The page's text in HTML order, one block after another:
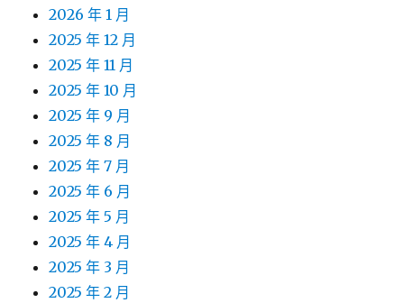
2026 年 1 月
2025 年 12 月
2025 年 11 月
2025 年 10 月
2025 年 9 月
2025 年 8 月
2025 年 7 月
2025 年 6 月
2025 年 5 月
2025 年 4 月
2025 年 3 月
2025 年 2 月